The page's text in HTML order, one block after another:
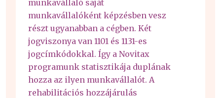
munkavállaló saját
munkavállalóként képzésben vesz
részt ugyanabban a cégben. Két
jogviszonya van 1101 és 1131-es
jogcímkódokkal. Így a Novitax
programunk statisztikája duplának
hozza az ilyen munkavállalót. A
rehabilitációs hozzájárulás